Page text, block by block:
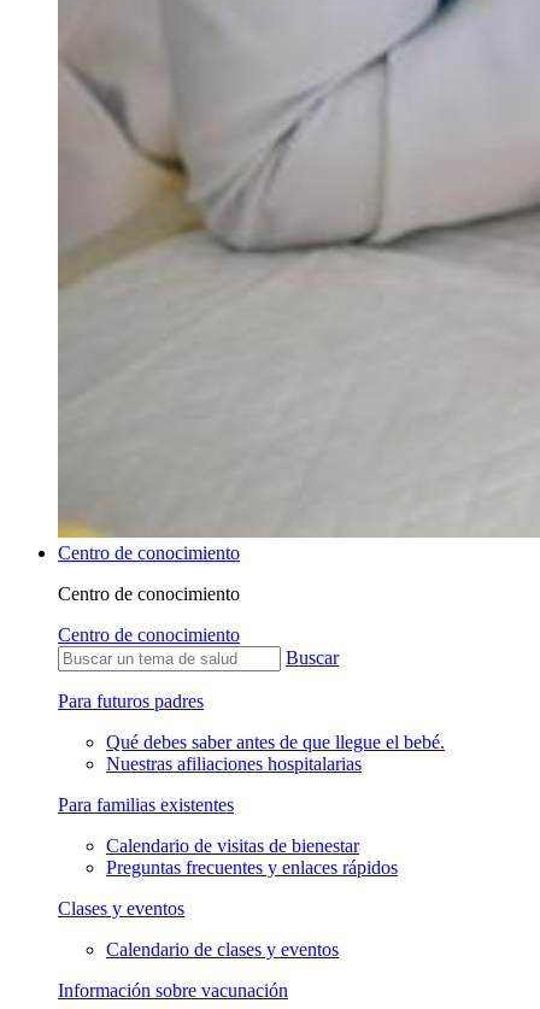
Centro de conocimiento
Centro de conocimiento
Centro de conocimiento
Buscar
Para futuros padres
Qué debes saber antes de que llegue el bebé.
Nuestras afiliaciones hospitalarias
Para familias existentes
Calendario de visitas de bienestar
Preguntas frecuentes y enlaces rápidos
Clases y eventos
Calendario de clases y eventos
Información sobre vacunación